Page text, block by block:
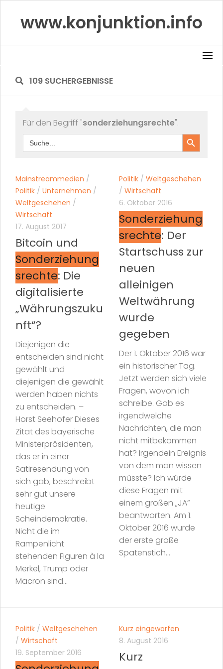
contentwww.konjunktion.info
109 SUCHERGEBNISSE
Für den Begriff "sonderziehungsrechte".
Search
for:
Search Button
Mainstreammedien /
Politik / Unternehmen /
Weltgeschehen /
Wirtschaft
17. August 2017
Bitcoin und
Sonderziehung
srechte: Die
digitalisierte
„Währungszuku
nft“?
Diejenigen die
entscheiden sind nicht
gewählt und
diejenigen die gewählt
werden haben nichts
zu entscheiden. –
Horst Seehofer Dieses
Zitat des bayerische
Ministerpräsidenten,
das er in einer
Satiresendung von
sich gab, beschreibt
sehr gut unsere
heutige
Scheindemokratie.
Nicht die im
Rampenlicht
stehenden Figuren à la
Merkel, Trump oder
Macron sind...
Politik / Weltgeschehen
/ Wirtschaft
6. Oktober 2016
Sonderziehung
srechte: Der
Startschuss zur
neuen
alleinigen
Weltwährung
wurde
gegeben
Der 1. Oktober 2016 war
ein historischer Tag.
Jetzt werden sich viele
Fragen, wovon ich
schreibe. Gab es
irgendwelche
Nachrichten, die man
nicht mitbekommen
hat? Irgendein Ereignis
von dem man wissen
müsste? Ich würde
diese Fragen mit
einem großen „JA“
beantworten. Am 1.
Oktober 2016 wurde
der erste große
Spatenstich...
Politik / Weltgeschehen
/ Wirtschaft
19. September 2016
Kurz eingeworfen
8. August 2016
Kurz